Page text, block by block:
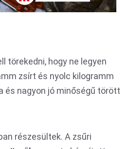
törekedni, hogy ne legyen
zsírt és nyolc kilogramm
és nagyon jó minőségű törött
részesültek. A zsűri